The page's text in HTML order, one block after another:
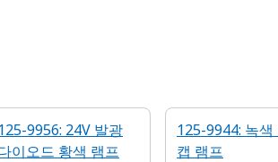
125-9956: 24V 발광
이오드 황색 램프
125-9944: 녹색
캡 램프